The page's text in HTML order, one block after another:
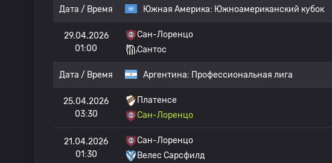
Дата / Время Южная Америка: Южноамериканский кубок
29.04.2026
01:00
Сан-Лоренцо
Сантос
Дата / Время Аргентина: Профессиональная лига
25.04.2026
03:30
Платенсе
Сан-Лоренцо
21.04.2026
01:30
Сан-Лоренцо
Велес Сарсфилд